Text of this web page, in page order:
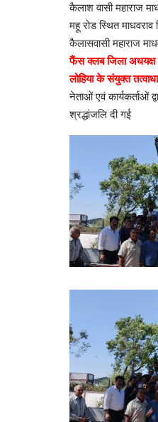
कैलाश वासी महाराज
महू रोड स्थित
कैलासवासी महाराज
फैंस क्लब जिला अधयक्ष
लोहिया के संयुक्त
नेताओं एवं कार्यकर्ताओं
श्रद्धांजलि दी गई